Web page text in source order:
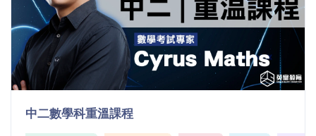
補
習
課
程
我
的
功
課
中二數學科重溫課程